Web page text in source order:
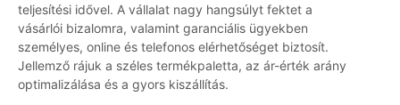
teljesítési idővel. A vállalat nagy hangsúlyt fektet a
vásárlói bizalomra, valamint garanciális ügyekben
személyes, online és telefonos elérhetőséget biztosít.
Jellemző rájuk a széles termékpaletta, az ár-érték arány
optimalizálása és a gyors kiszállítás.